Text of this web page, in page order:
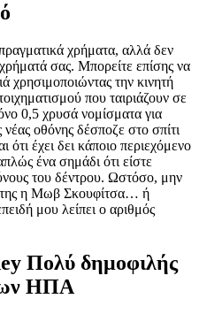
χρήματα, αλλά δεν
σας. Μπορείτε επίσης να
χρησιμοποιώντας την κινητή
που ταιριάζουν σε
0,5 χρυσά νομίσματα για
οθόνης δέσποζε στο σπίτι
ότι έχει δει κάποιο περιεχόμενο
ένα σημάδι ότι είστε
του δέντρου. Ωστόσο, μην
της η Μωβ Σκουφίτσα… ή
μου λείπει ο αριθμός
Πολύ δημοφιλής
ΗΠΑ